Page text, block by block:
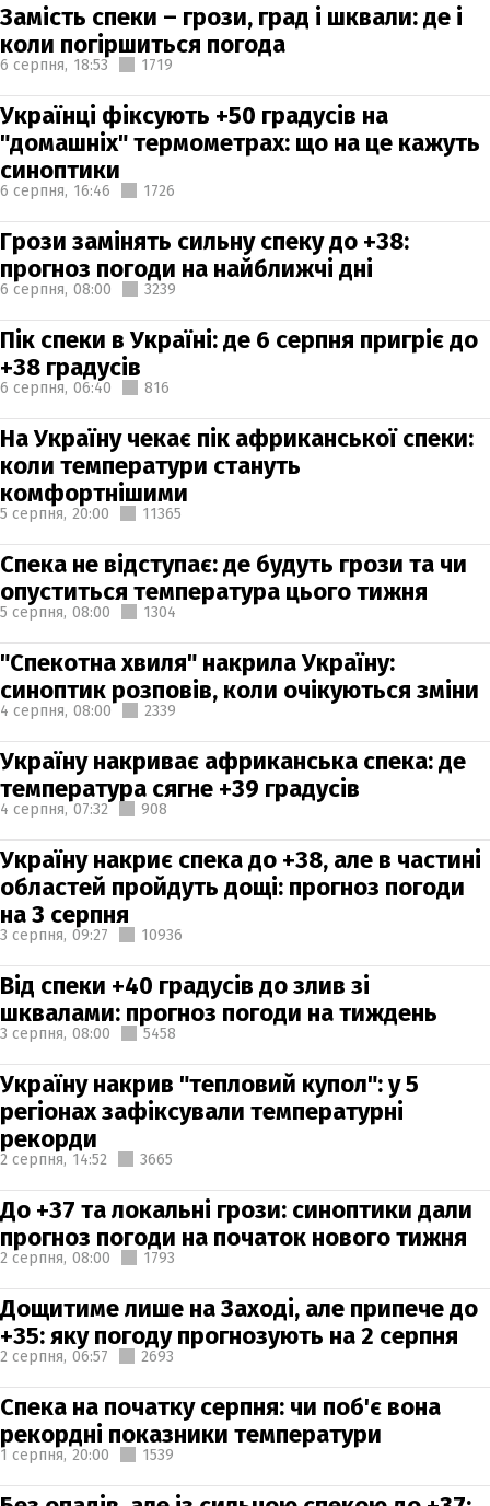
Замість спеки – грози, град і шквали: де і
коли погіршиться погода
6 серпня, 18:53 1719
Українці фіксують +50 градусів на
"домашніх" термометрах: що на це кажуть
синоптики
6 серпня, 16:46 1726
Грози замінять сильну спеку до +38:
прогноз погоди на найближчі дні
6 серпня, 08:00 3239
Пік спеки в Україні: де 6 серпня пригріє до
+38 градусів
6 серпня, 06:40 816
На Україну чекає пік африканської спеки:
коли температури стануть
комфортнішими
5 серпня, 20:00 11365
Спека не відступає: де будуть грози та чи
опуститься температура цього тижня
5 серпня, 08:00 1304
"Спекотна хвиля" накрила Україну:
синоптик розповів, коли очікуються зміни
4 серпня, 08:00 2339
Україну накриває африканська спека: де
температура сягне +39 градусів
4 серпня, 07:32 908
Україну накриє спека до +38, але в частині
областей пройдуть дощі: прогноз погоди
на 3 серпня
3 серпня, 09:27 10936
Від спеки +40 градусів до злив зі
шквалами: прогноз погоди на тиждень
3 серпня, 08:00 5458
Україну накрив "тепловий купол": у 5
регіонах зафіксували температурні
рекорди
2 серпня, 14:52 3665
До +37 та локальні грози: синоптики дали
прогноз погоди на початок нового тижня
2 серпня, 08:00 1793
Дощитиме лише на Заході, але припече до
+35: яку погоду прогнозують на 2 серпня
2 серпня, 06:57 2693
Спека на початку серпня: чи поб'є вона
рекордні показники температури
1 серпня, 20:00 1539